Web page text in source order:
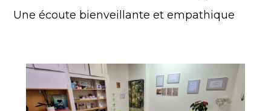
Une écoute bienveillante et empathique